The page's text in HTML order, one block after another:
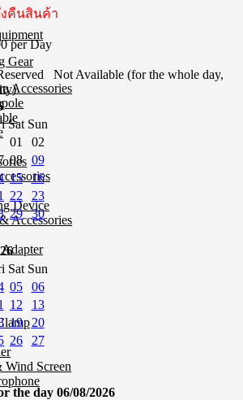
Gear
Accessories
Device
Accessories
Wind Screen
คืนสินค้า
per Day
Not Available (for the whole day,
Sat Sun
01
02
08
09
15
16
22
23
29
30
Sat Sun
05
06
12
13
19
20
26
27
the day 06/08/2026